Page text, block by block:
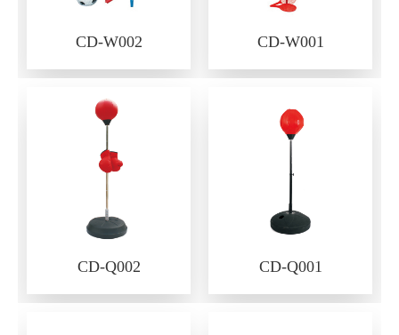
CD-W002 CD-W001
CD-Q002 CD-Q001